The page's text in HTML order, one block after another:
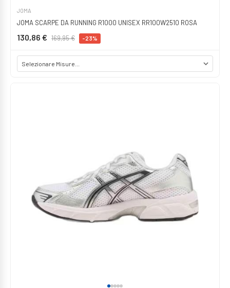
JOMA
JOMA SCARPE DA RUNNING R1000 UNISEX RR100W2510 ROSA
130,86 € 169,95 € -23%